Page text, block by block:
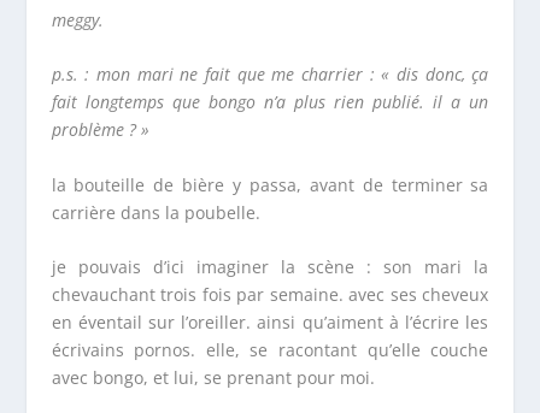
meggy.
p.s. : mon mari ne fait que me charrier : « dis donc, ça
fait longtemps que bongo n’a plus rien publié. il a un
problème ?»
la bouteille de bière y passa, avant de terminer sa
carrière dans la poubelle.
je pouvais d’ici imaginer la scène : son mari la
chevauchant trois fois par semaine. avec ses cheveux
en éventail sur l’oreiller. ainsi qu’aiment à l’écrire les
écrivains pornos. elle, se racontant qu’elle couche
avec bongo, et lui, se prenant pour moi.